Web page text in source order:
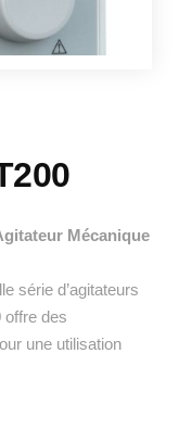
Mécanique
série d’agitateurs
offre des
une utilisation